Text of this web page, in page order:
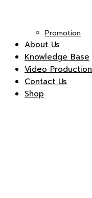
Promotion
About Us
Knowledge Base
Video Production
Contact Us
Shop